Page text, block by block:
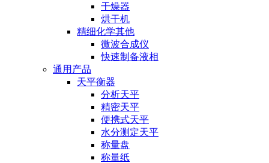
干燥器
烘干机
精细化学其他
微波合成仪
快速制备液相
通用产品
天平衡器
分析天平
精密天平
便携式天平
水分测定天平
称量盘
称量纸